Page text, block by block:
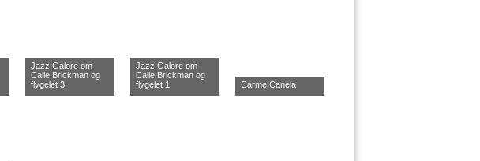
Jazz Galore om
Calle Brickman og
flygelet 3
Jazz Galore om
Calle Brickman og
flygelet 1
Carme Canela